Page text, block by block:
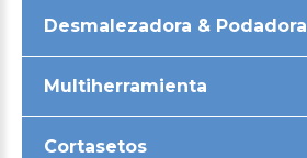
Desmalezadora & Podadora
Multiherramienta
Cortasetos